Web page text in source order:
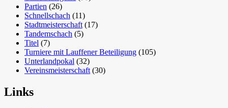
Partien (26)
Schnellschach (11)
Stadtmeisterschaft (17)
Tandemschach (5)
Titel (7)
Turniere mit Lauffener Beteiligung (105)
Unterlandpokal (32)
Vereinsmeisterschaft (30)
Links